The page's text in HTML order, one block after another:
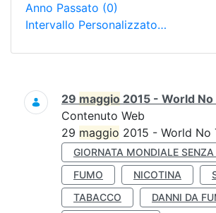
Anno Passato (0)
Intervallo Personalizzato…
Ricerca
29 maggio 2015 - World
Contenuto Web
29 maggio 2015 - World No
GIORNATA MONDIALE
FUMO
NICOTINA
TABACCO
DANNI DA